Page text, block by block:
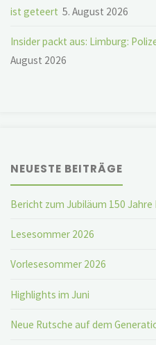
ist geteert 5. August 2026
Insider packt aus: Limburg:
August 2026
NEUESTE BEITRÄGE
Bericht zum Jubiläum 150 Jahre
Lesesommer 2026
Vorlesesommer 2026
Highlights im Juni
Neue Rutsche auf dem